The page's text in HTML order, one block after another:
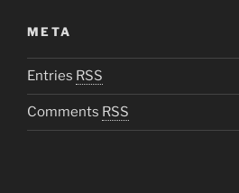
META
Entries RSS
Comments RSS